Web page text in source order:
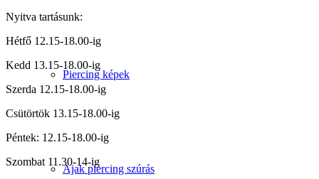
Piercing képek
Ajak piercing szúrás
Nyitva tartásunk:
Hétfő 12.15-18.00-ig
Kedd 13.15-18.00-ig
Szerda 12.15-18.00-ig
Csütörtök 13.15-18.00-ig
Péntek: 12.15-18.00-ig
Szombat 11.30-14-ig